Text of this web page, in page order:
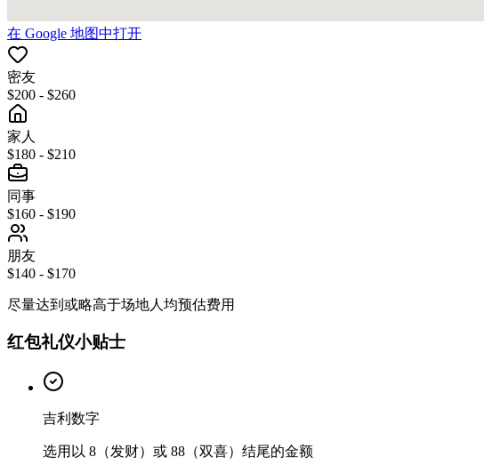
在 Google 地图中打开
密友
$200 - $260
家人
$180 - $210
同事
$160 - $190
朋友
$140 - $170
尽量达到或略高于场地人均预估费用
红包礼仪小贴士
吉利数字
选用以 8（发财）或 88（双喜）结尾的金额